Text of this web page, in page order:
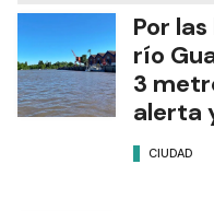
Por
río
3
alerta
CIUDAD